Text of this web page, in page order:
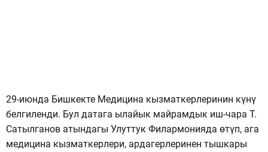
29-июнда Бишкекте Медицина кызматкерлеринин күнү
белгиленди. Бул датага ылайык майрамдык иш-чара Т.
Сатылганов атындагы Улуттук Филармонияда өтүп, ага
медицина кызматкерлери, ардагерлеринен тышкары